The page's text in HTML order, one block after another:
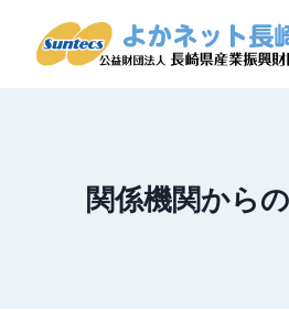
関係機関から